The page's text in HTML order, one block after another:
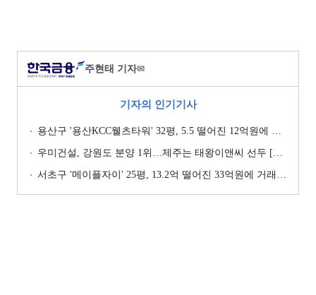
주현태 기자✉
기자의 인기기사
용산구 '용산KCC웰츠타워' 32평, 5.5 떨어진 12억원에 거래 [일일 하락가]
우미건설, 강원도 분양 1위…제주는 태왕이앤씨 선두 [이 지역 분양왕-강원·제주]
서초구 '메이플자이' 25평, 13.2억 떨어진 33억원에 거래 [일일 하락가]